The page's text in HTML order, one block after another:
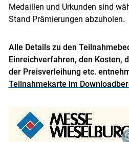
Medaillen und Urkunden sind
Stand Prämierungen abzuholen.
Alle Details zu den
Einreichverfahren, den Kosten,
der Preisverleihung etc.
Teilnahmekarte im